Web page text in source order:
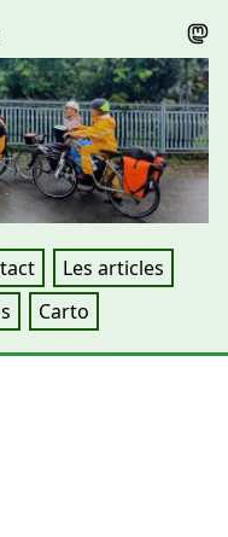
Les articles
Carto